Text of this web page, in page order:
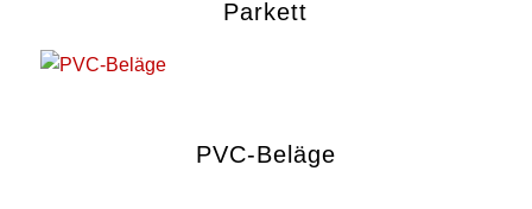
Parkett
PVC-Beläge